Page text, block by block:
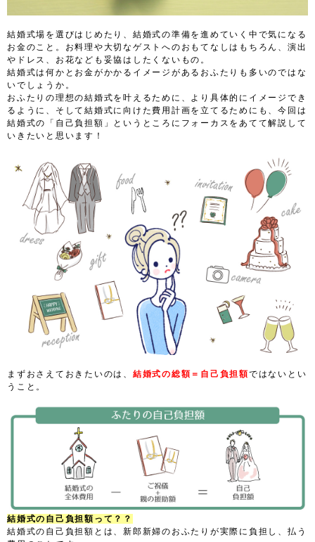
結婚式場を選びはじめたり、結婚式の準備を進めていく中で気になる
お金のこと。お料理や大切なゲストへのおもてなしはもちろん、演出
やドレス、お花なども妥協はしたくないもの。
結婚式は何かとお金がかかるイメージがあるおふたりも多いのではな
いでしょうか。
おふたりの理想の結婚式を叶えるために、より具体的にイメージでき
るように、そして結婚式に向けた費用計画を立てるためにも、今回は
結婚式の「自己負担額」というところにフォーカスをあてて解説して
いきたいと思います！
まずおさえておきたいのは、 結婚式の総額＝自己負担額ではないとい
うこと。
結婚式の自己負担額って？？
結婚式の自己負担額とは、新郎新婦のおふたりが実際に負担し、払う